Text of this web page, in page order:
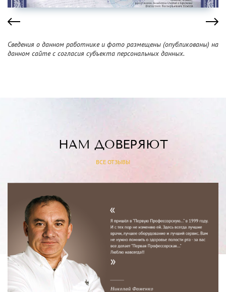
Сведения о данном работнике и фото размещены (опубликованы) на
данном сайте с согласия субъекта персональных данных.
НАМ ДОВЕРЯЮТ
ВСЕ ОТЗЫВЫ